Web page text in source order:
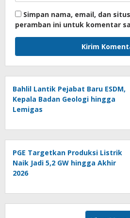
Simpan nama, email, dan
peramban ini untuk komentar
Bahlil Lantik Pejabat Baru ESDM,
Kepala Badan Geologi hingga
Lemigas
PGE Targetkan Produksi Listrik
Naik Jadi 5,2 GW hingga Akhir
2026